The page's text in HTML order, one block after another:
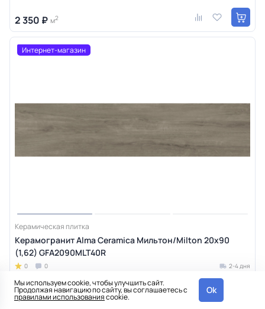
2 350 ₽ м2
Интернет-магазин
Керамическая плитка
Керамогранит Alma Ceramica Мильтон/Milton 20х90
(1,62) GFA2090MLT40R
0 0 2-4 дня
Код товара
Артикул
GFA2090MLT40R
Мы используем cookie, чтобы улучшить сайт.
Продолжая навигацию по сайту, вы соглашаетесь с
правилами использованияcookie.
Ok